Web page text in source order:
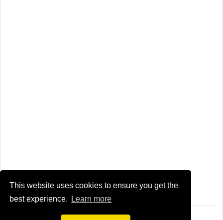
This website uses cookies to ensure you get the
best experience.
Learn more